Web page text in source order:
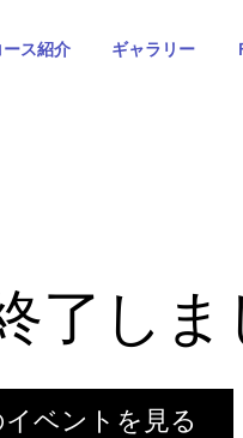
ース紹介 ギャラリー
了しま
ベントを見る